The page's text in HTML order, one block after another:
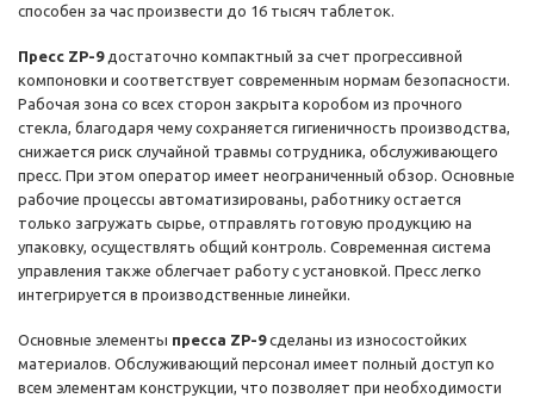
способен за час произвести до 16 тысяч таблеток.
Пресс ZP-9 достаточно компактный за счет прогрессивной
компоновки и соответствует современным нормам безопасности.
Рабочая зона со всех сторон закрыта коробом из прочного
стекла, благодаря чему сохраняется гигиеничность производства,
снижается риск случайной травмы сотрудника, обслуживающего
пресс. При этом оператор имеет неограниченный обзор. Основные
рабочие процессы автоматизированы, работнику остается
только загружать сырье, отправлять готовую продукцию на
упаковку, осуществлять общий контроль. Современная система
управления также облегчает работу с установкой. Пресс легко
интегрируется в производственные линейки.
Основные элементы пресса ZP-9сделаны из износостойких
материалов. Обслуживающий персонал имеет полный доступ ко
всем элементам конструкции, что позволяет при необходимости